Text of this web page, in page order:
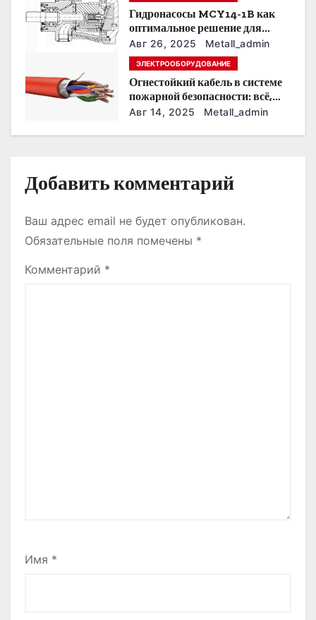
а
и
я
Гидронасосы MCY14-1B как
оптимальное решение для
модернизации гидросистем
Авг 26, 2025 Metall_admin
ЭЛЕКТРООБОРУДОВАНИЕ
Огнестойкий кабель в системе
пожарной безопасности: всё,
что нужно знать
Авг 14, 2025 Metall_admin
Добавить комментарий
Ваш адрес email не будет опубликован.
Обязательные поля помечены *
Комментарий *
Имя *